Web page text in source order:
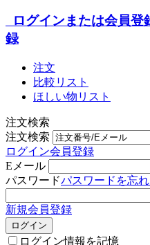
ログインまたは会員登
録
注文
比較リスト
ほしい物リスト
注文検索
注文検索
ログイン会員登録
Eメール
パスワードパスワードを忘
新規会員登録
ログイン
ログイン情報を記憶